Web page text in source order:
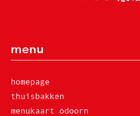
menu
homepage
thuisbakken
menukaart odoorn